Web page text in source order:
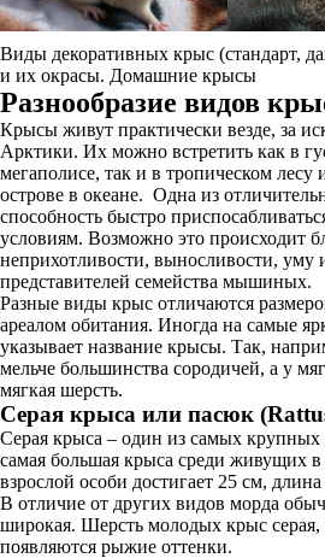
Виды декоративных крыс (стандарт,
и их окрасы. Домашние крысы
Разнообразие видов
Крысы живут практически везде, за
Арктики. Их можно встретить как в
мегаполисе, так и в тропическом
острове в океане. Одна из
способность быстро
условиям. Возможно это происходит
неприхотливости, выносливости, уму
представителей семейства мышиных.
Разные виды крыс отличаются
ареалом обитания. Иногда на самые
указывает название крысы. Так,
мельче большинства сородичей, а у
мягкая шерсть.
Серая крыса или пасюк
Серая крыса – один из самых крупных
самая большая крыса среди живущих
взрослой особи достигает 25 см,
В отличие от других видов морда
широкая. Шерсть молодых крыс серая,
появляются рыжие оттенки.